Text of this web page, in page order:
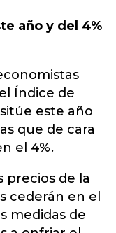
año y del 4%
Índice de
este año
que de cara
el 4%.
precios de la
cederán en el
medidas de